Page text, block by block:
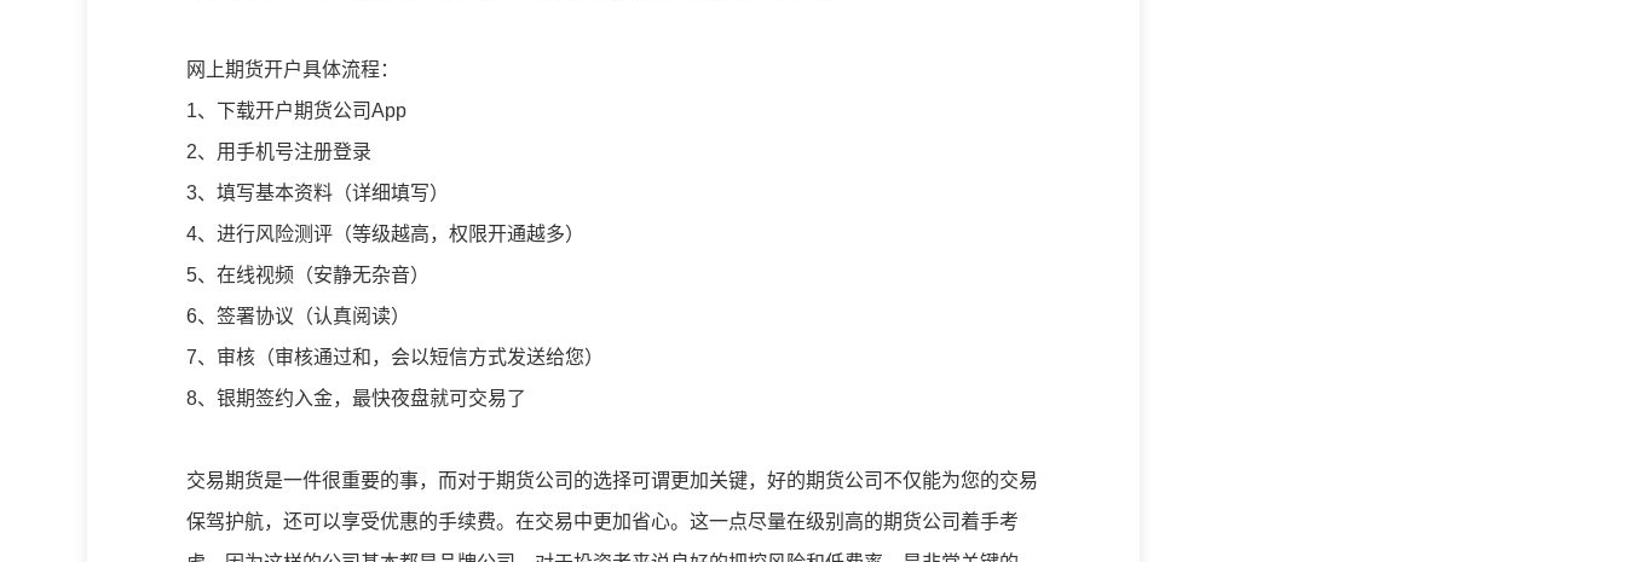
网上期货开户具体流程：
1、下载开户期货公司App
2、用手机号注册登录
3、填写基本资料（详细填写）
4、进行风险测评（等级越高，权限开通越多）
5、在线视频（安静无杂音）
6、签署协议（认真阅读）
7、审核（审核通过和，会以短信方式发送给您）
8、银期签约入金，最快夜盘就可交易了
交易期货是一件很重要的事，而对于期货公司的选择可谓更加关键，好的期货公司不仅能为您的交易
保驾护航，还可以享受优惠的手续费。在交易中更加省心。这一点尽量在级别高的期货公司着手考